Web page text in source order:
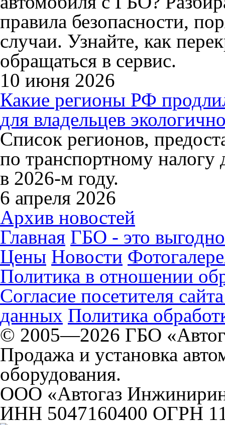
правила безопасности,
случаи. Узнайте, как
обращаться в сервис.
10 июня 2026
Какие регионы РФ
для владельцев
Список регионов,
по транспортному налогу
в 2026-м году.
6 апреля 2026
Архив новостей
Главная ГБО - это
Цены Новости
Политика в отношении
Согласие посетителя
данных Политика
© 2005—2026 ГБО
Продажа и установка
оборудования.
ООО «Автогаз
ИНН 5047160400 ОГРН